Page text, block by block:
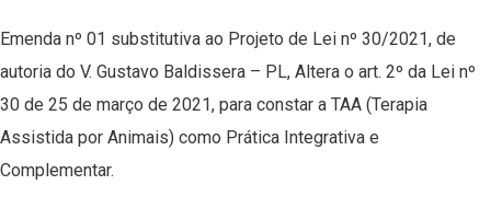
Emenda nº 01 substitutiva ao Projeto de Lei nº 30/2021, de
autoria do V. Gustavo Baldissera – PL, Altera o art. 2º da Lei nº
30 de 25 de março de 2021, para constar a TAA (Terapia
Assistida por Animais) como Prática Integrativa e
Complementar.